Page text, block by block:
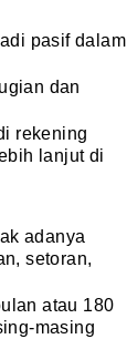
pasif dalam
dan
rekening
lanjut di
adanya
setoran,
atau 180
masing